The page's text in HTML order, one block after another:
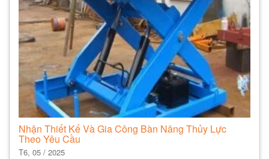
Nhận Thiết Kế Và Gia Công Bàn Nâng Thủy Lực
Theo Yêu Cầu
T6, 05 / 2025